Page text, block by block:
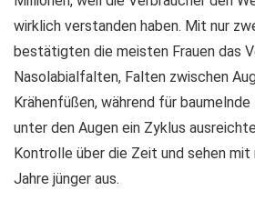
wirklich verstanden haben. Mit nur
bestätigten die meisten Frauen das
Nasolabialfalten, Falten zwischen
Krähenfüßen, während für
unter den Augen ein Zyklus
Kontrolle über die Zeit und sehen mit
Jahre jünger aus.